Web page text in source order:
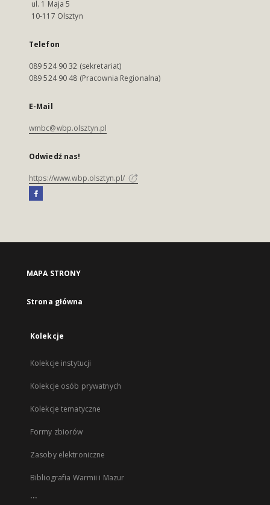
ul. 1 Maja 5
10-117 Olsztyn
Telefon
089 524 90 32 (sekretariat)
089 524 90 48 (Pracownia Regionalna)
E-Mail
wmbc@wbp.olsztyn.pl
Odwiedź nas!
https://www.wbp.olsztyn.pl/
MAPA STRONY
Strona główna
Kolekcje
Kolekcje instytucji
Kolekcje osób prywatnych
Kolekcje tematyczne
Formy zbiorów
Zasoby elektroniczne
Bibliografia Warmii i Mazur
...